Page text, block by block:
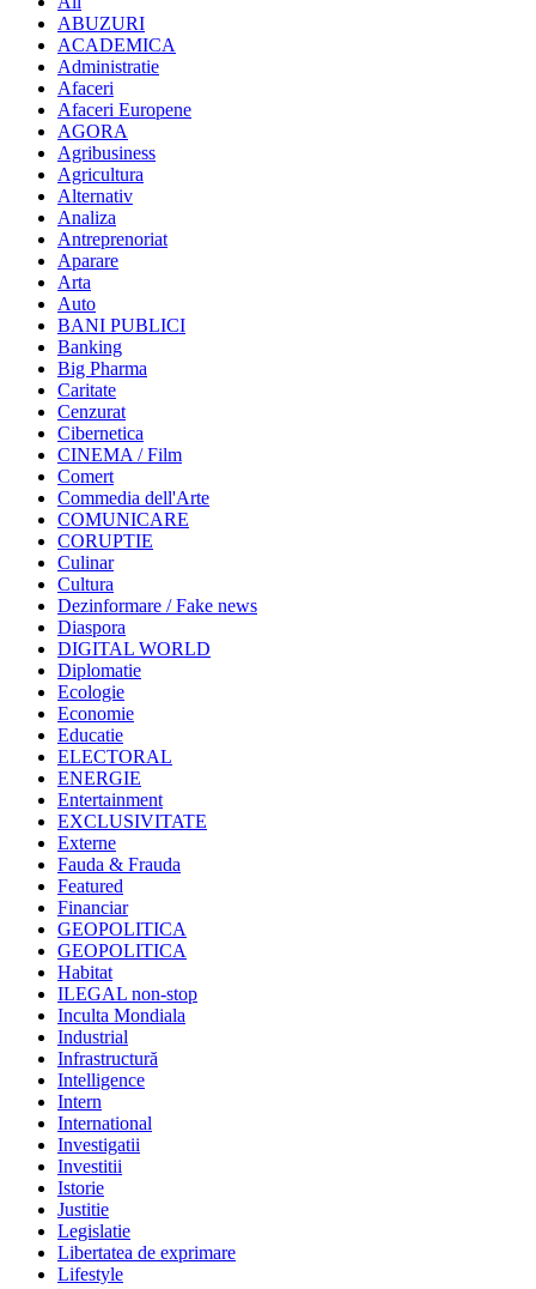
ABUZURI
ACADEMICA
Administratie
Afaceri
Afaceri Europene
AGORA
Agribusiness
Agricultura
Alternativ
Analiza
Antreprenoriat
Aparare
Arta
Auto
BANI PUBLICI
Banking
Big Pharma
Caritate
Cenzurat
Cibernetica
CINEMA / Film
Comert
Commedia dell'Arte
COMUNICARE
CORUPTIE
Culinar
Cultura
Dezinformare / Fake news
Diaspora
DIGITAL WORLD
Diplomatie
Ecologie
Economie
Educatie
ELECTORAL
ENERGIE
Entertainment
EXCLUSIVITATE
Externe
Fauda & Frauda
Featured
Financiar
GEOPOLITICA
GEOPOLITICA
Habitat
ILEGAL non-stop
Inculta Mondiala
Industrial
Infrastructură
Intelligence
Intern
International
Investigatii
Investitii
Istorie
Justitie
Legislatie
Libertatea de exprimare
Lifestyle